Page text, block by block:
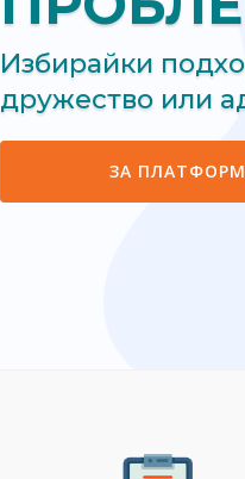
Избирайки
дружество или
ЗА